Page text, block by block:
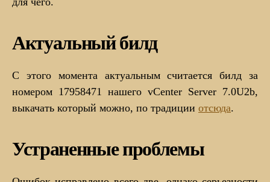
Актуальный билд
С этого момента актуальным считается билд за
номером 17958471 нашего vCenter Server 7.0U2b,
выкачать который можно, по традиции отсюда.
Устраненные проблемы